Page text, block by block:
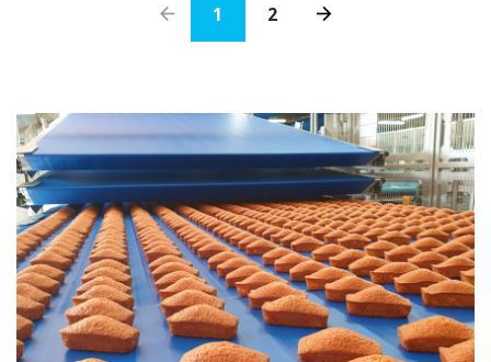
1 2